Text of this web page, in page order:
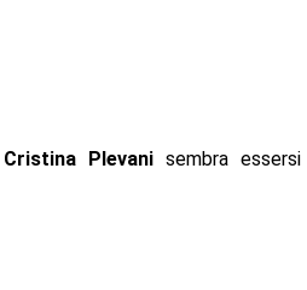
Cristina Plevani sembra